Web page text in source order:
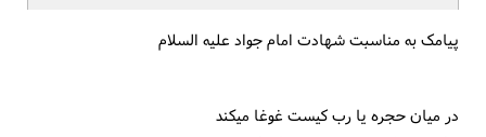
پیامک به مناسبت شهادت امام جواد علیه السلام
در ميان حجره يا رب کيست غوغا ميکند